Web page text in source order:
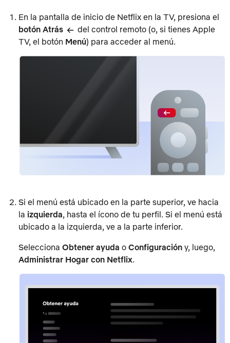
En la pantalla de inicio de Netflix en la TV, presiona el
botón Atrás
del control remoto (o, si tienes Apple
TV, el botón Menú) para acceder al menú.
Si el menú está ubicado en la parte superior, ve hacia
la izquierda, hasta el ícono de tu perfil. Si el menú está
ubicado a la izquierda, ve a la parte inferior.
Selecciona Obtener ayuda o Configuración y, luego,
Administrar Hogar con Netflix.